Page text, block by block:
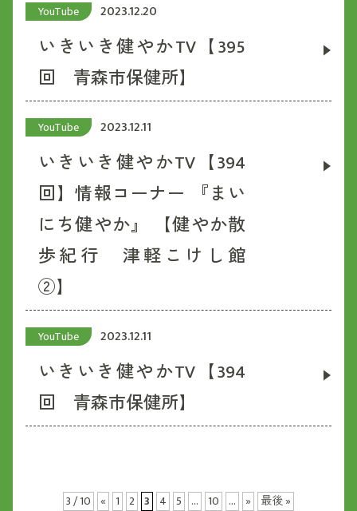
YouTube 2023.12.20
いきいき健やかTV【395
回 青森市保健所】
YouTube 2023.12.11
いきいき健やかTV【394
回】情報コーナー 『まい
にち健やか』 【健やか散
歩紀行 津軽こけし館
②】
YouTube 2023.12.11
いきいき健やかTV【394
回 青森市保健所】
3 / 10 « 1 2 3 4 5 ... 10 ... » 最後 »